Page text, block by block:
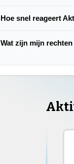
Hoe snel reageert
Wat zijn mijn